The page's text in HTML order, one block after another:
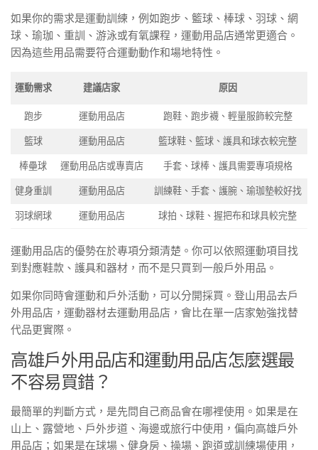
如果你的需求是運動訓練，例如跑步、籃球、棒球、羽球、網
球、瑜珈、重訓、游泳或有氧課程，運動用品店通常更適合。
因為這些用品需要符合運動動作和場地特性。
運動需求 建議店家 原因
跑步 運動用品店 跑鞋、跑步襪、輕量服飾較完整
籃球 運動用品店 籃球鞋、籃球、護具和球衣較完整
棒壘球 運動用品店或專賣店 手套、球棒、護具需要專項規格
健身重訓 運動用品店 訓練鞋、手套、護腕、瑜珈墊較好找
羽球網球 運動用品店 球拍、球鞋、握把布和球具較完整
運動用品店的優勢在於專項分類清楚。你可以依照運動項目找
到對應鞋款、護具和器材，而不是只買到一般戶外用品。
如果你同時會運動和戶外活動，可以分開採買。登山用品去戶
外用品店，運動器材去運動用品店，會比在單一店家勉強找替
代品更實際。
高雄戶外用品店和運動用品店怎麼選最
不容易買錯？
最簡單的判斷方式，是先問自己商品會在哪裡使用。如果是在
山上、露營地、戶外步道、海邊或旅行中使用，偏向高雄戶外
用品店；如果是在球場、健身房、操場、跑道或訓練場使用，